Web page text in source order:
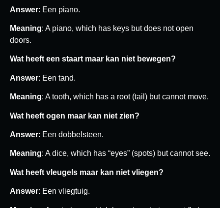
Answer: Een piano.
Meaning: A piano, which has keys but does not open
doors.
Wat heeft een staart maar kan niet bewegen?
Answer: Een tand.
Meaning: A tooth, which has a root (tail) but cannot move.
Wat heeft ogen maar kan niet zien?
Answer: Een dobbelsteen.
Meaning: A dice, which has “eyes” (spots) but cannot see.
Wat heeft vleugels maar kan niet vliegen?
Answer: Een vliegtuig.